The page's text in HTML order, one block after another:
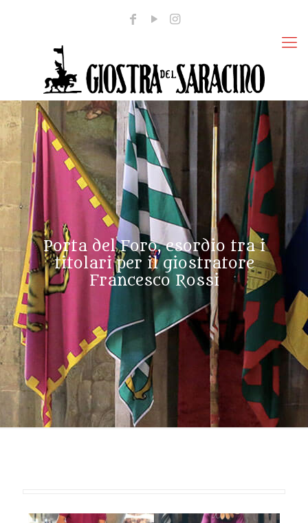
Porta del Foro, esordio tra i
titolari per il giostratore
Francesco Rossi